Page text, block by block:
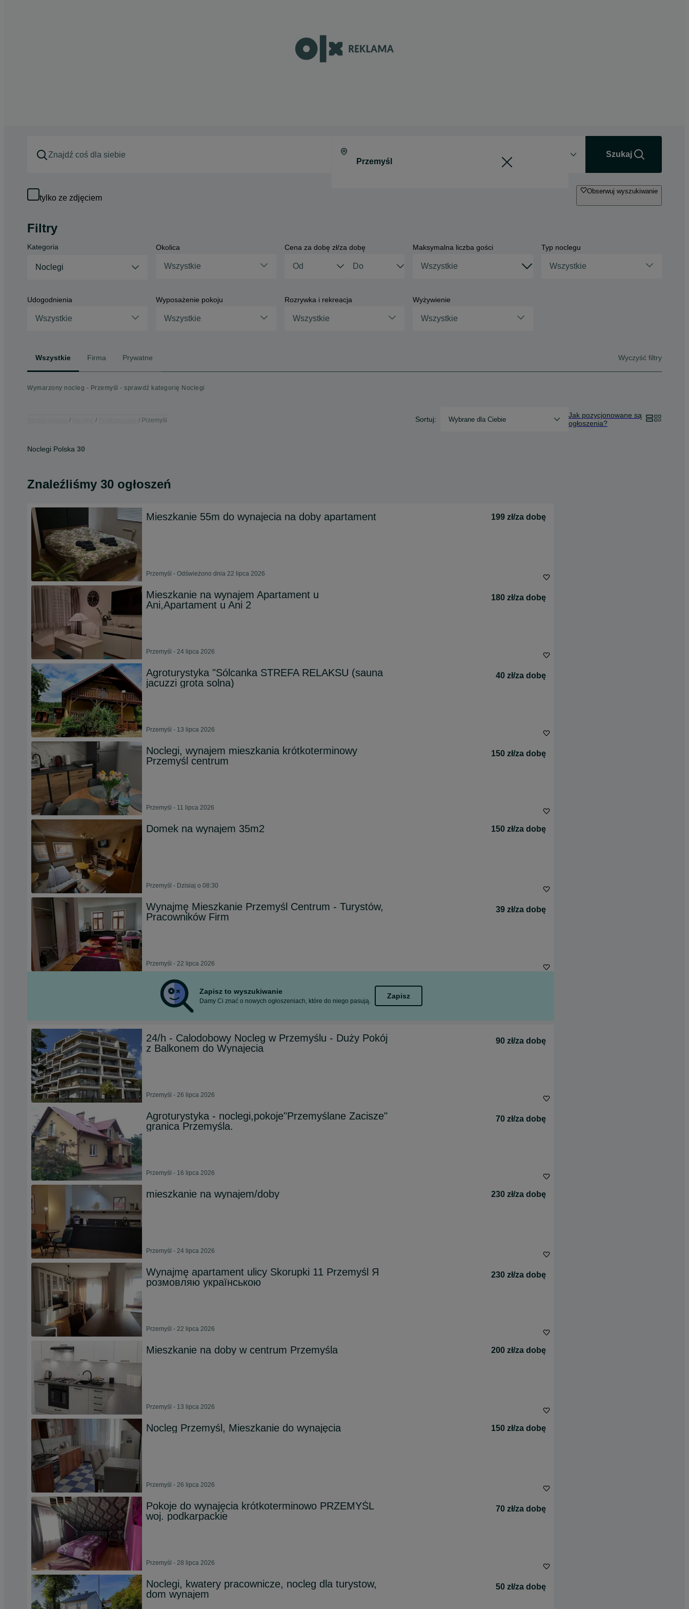
Szukaj
tylko ze zdjęciem
Obserwuj wyszukiwanie
Filtry
Kategoria
Noclegi
Okolica
Wszystkie
Cena za dobę zł/za dobę Maksymalna liczba gości Typ noclegu
Wszystkie
Udogodnienia
Wszystkie
Wyposażenie pokoju
Wszystkie
Rozrywka i rekreacja
Wszystkie
Wyżywienie
Wszystkie
Wszystkie Firma Prywatne Wyczyść filtry
Wymarzony nocleg - Przemyśl - sprawdź kategorię Noclegi
Przemyśl Sortuj: Wybrane dla Ciebie
Jak pozycjonowane są
ogłoszenia?
Noclegi Polska 30
Znaleźliśmy 30 ogłoszeń
Mieszkanie 55m do wynajecia na doby apartament 199 zł/za dobę
Przemyśl - Odświeżono dnia 22 lipca 2026
Mieszkanie na wynajem Apartament u
Ani,Apartament u Ani 2
180 zł/za dobę
Przemyśl - 24 lipca 2026
Agroturystyka "Sólcanka STREFA RELAKSU (sauna
jacuzzi grota solna)
40 zł/za dobę
Przemyśl - 13 lipca 2026
Noclegi, wynajem mieszkania krótkoterminowy
Przemyśl centrum
150 zł/za dobę
Przemyśl - 11 lipca 2026
Domek na wynajem 35m2 150 zł/za dobę
Przemyśl - Dzisiaj o 08:30
Wynajmę Mieszkanie Przemyśl Centrum - Turystów,
Pracowników Firm
39 zł/za dobę
Przemyśl - 22 lipca 2026
Zapisz to wyszukiwanie
Damy Ci znać o nowych ogłoszeniach, które do niego pasują.
Zapisz
24/h - Calodobowy Nocleg w Przemyślu - Duży Pokój
z Balkonem do Wynajecia
90 zł/za dobę
Przemyśl - 26 lipca 2026
Agroturystyka - noclegi,pokoje"Przemyślane Zacisze"
granica Przemyśla.
70 zł/za dobę
Przemyśl - 16 lipca 2026
mieszkanie na wynajem/doby 230 zł/za dobę
Przemyśl - 24 lipca 2026
Wynajmę apartament ulicy Skorupki 11 Przemyśl Я
розмовляю українською
230 zł/za dobę
Przemyśl - 22 lipca 2026
Mieszkanie na doby w centrum Przemyśla 200 zł/za dobę
Przemyśl - 13 lipca 2026
Nocleg Przemyśl, Mieszkanie do wynajęcia 150 zł/za dobę
Przemyśl - 26 lipca 2026
Pokoje do wynajęcia krótkoterminowo PRZEMYŚL
woj. podkarpackie
70 zł/za dobę
Przemyśl - 28 lipca 2026
Noclegi, kwatery pracownicze, nocleg dla turystow,
dom wynajem
50 zł/za dobę